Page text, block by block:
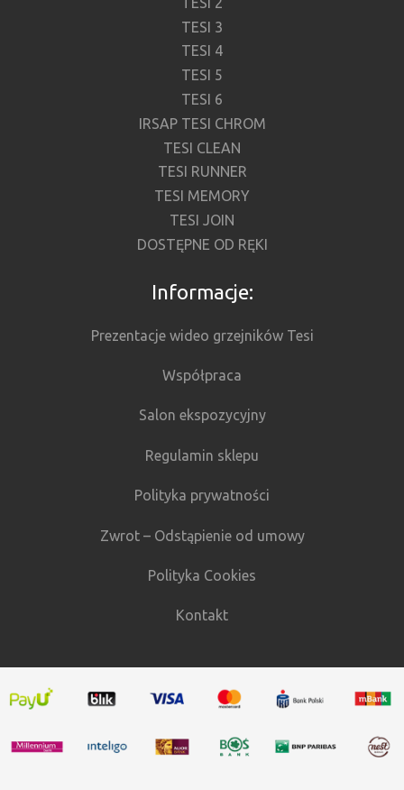
TESI 3
TESI 4
TESI 5
TESI 6
IRSAP TESI CHROM
TESI CLEAN
TESI RUNNER
TESI MEMORY
TESI JOIN
DOSTĘPNE OD RĘKI
Informacje:
Prezentacje wideo grzejników Tesi
Współpraca
Salon ekspozycyjny
Regulamin sklepu
Polityka prywatności
Zwrot – Odstąpienie od umowy
Polityka Cookies
Kontakt